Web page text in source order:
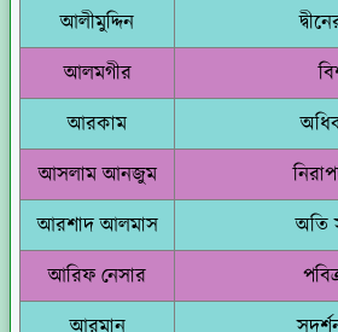
আলীমুদ্দিন
আলমগীর
আরকাম
আসলাম আনজুম
আরশাদ আলমাস অতি
আরিফ নেসার
আরমান